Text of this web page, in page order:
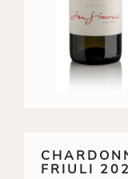
FRIULI